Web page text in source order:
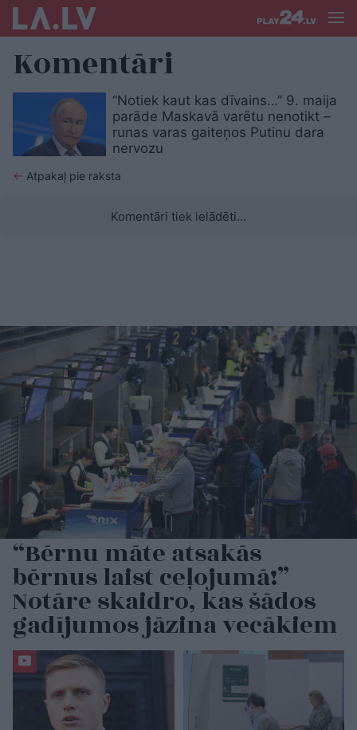
Komentāri
“Notiek kaut kas dīvains…” 9. maija
parāde Maskavā varētu nenotikt –
runas varas gaiteņos Putinu dara
nervozu
← Atpakaļ pie raksta
Komentāri tiek ielādēti...
“Bērnu māte atsakās
bērnus laist ceļojumā!”
Notāre skaidro, kas šādos
gadījumos jāzina vecākiem